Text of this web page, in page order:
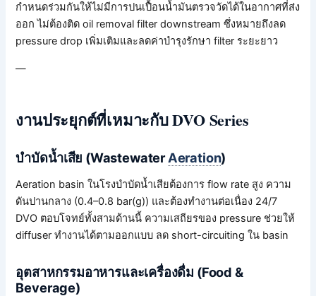
กำหนดร่วมกันให้ไม่มีการปนเปื้อนน้ำมันตรวจวัดได้ในอากาศที่ส่ง
ออก ไม่ต้องติด oil removal filter downstream ซึ่งหมายถึงลด
pressure drop เพิ่มเติมและลดค่าบำรุงรักษา filter ระยะยาว
—
งานประยุกต์ที่เหมาะกับ DVO Series
บำบัดน้ำเสีย (WastewaterAeration)
Aeration basin ในโรงบำบัดน้ำเสียต้องการ flow rate สูง ความ
ดันปานกลาง (0.4–0.8 bar(g)) และต้องทำงานต่อเนื่อง 24/7
DVO ตอบโจทย์ทั้งสามด้านนี้ ความเสถียรของ pressure ช่วยให้
diffuser ทำงานได้ตามออกแบบ ลด short-circuiting ใน basin
อุตสาหกรรมอาหารและเครื่องดื่ม (Food &
Beverage)